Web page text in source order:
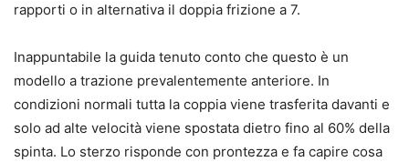
rapporti o in alternativa il doppia frizione a 7.
Inappuntabile la guida tenuto conto che questo è un
modello a trazione prevalentemente anteriore. In
condizioni normali tutta la coppia viene trasferita davanti e
solo ad alte velocità viene spostata dietro fino al 60% della
spinta. Lo sterzo risponde con prontezza e fa capire cosa